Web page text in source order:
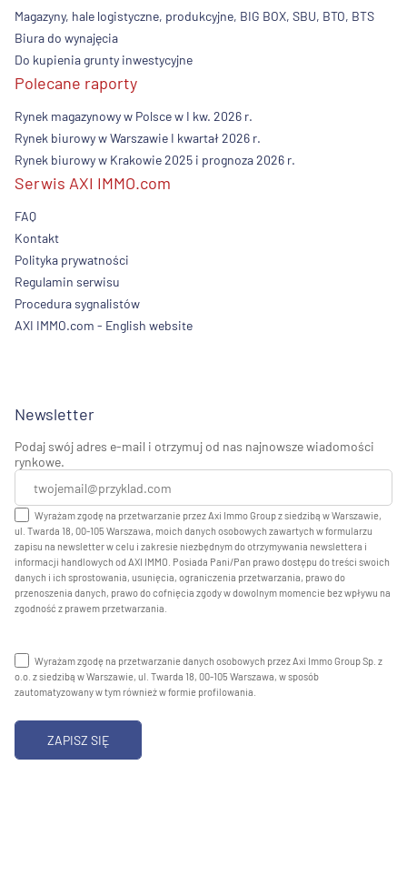
Magazyny, hale logistyczne, produkcyjne, BIG BOX, SBU, BTO, BTS
Biura do wynajęcia
Do kupienia grunty inwestycyjne
Polecane raporty
Rynek magazynowy w Polsce w I kw. 2026 r.
Rynek biurowy w Warszawie I kwartał 2026 r.
Rynek biurowy w Krakowie 2025 i prognoza 2026 r.
Serwis AXI IMMO.com
FAQ
Kontakt
Polityka prywatności
Regulamin serwisu
Procedura sygnalistów
AXI IMMO.com - English website
Newsletter
Podaj swój adres e-mail i otrzymuj od nas najnowsze wiadomości
rynkowe.
Wyrażam zgodę na przetwarzanie przez Axi Immo Group z siedzibą w Warszawie,
ul. Twarda 18, 00-105 Warszawa, moich danych osobowych zawartych w formularzu
zapisu na newsletter w celu i zakresie niezbędnym do otrzymywania newslettera i
informacji handlowych od AXI IMMO. Posiada Pani/Pan prawo dostępu do treści swoich
danych i ich sprostowania, usunięcia, ograniczenia przetwarzania, prawo do
przenoszenia danych, prawo do cofnięcia zgody w dowolnym momencie bez wpływu na
zgodność z prawem przetwarzania.
Wyrażam zgodę na przetwarzanie danych osobowych przez Axi Immo Group Sp. z
o.o. z siedzibą w Warszawie, ul. Twarda 18, 00-105 Warszawa, w sposób
zautomatyzowany w tym również w formie profilowania.